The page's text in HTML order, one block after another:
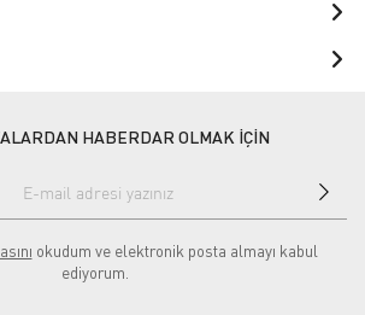
HABERDAR OLMAK İÇİN
okudum ve elektronik posta almayı kabul
ediyorum.